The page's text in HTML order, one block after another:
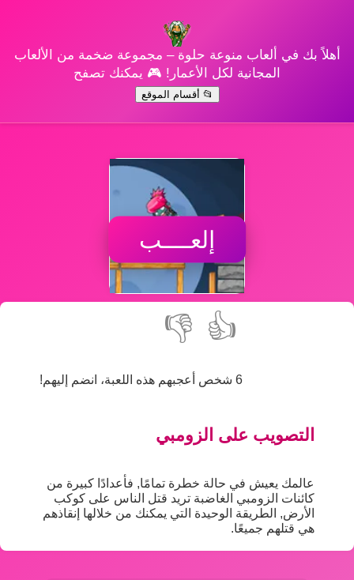
أهلاً بك في ألعاب منوعة حلوة – مجموعة ضخمة من الألعاب
المجانية لكل الأعمار! 🎮 يمكنك تصفح
📂 أقسام الموقع
إلعــــب
👍
👎
6 شخص أعجبهم هذه اللعبة، انضم إليهم!
التصويب على الزومبي
عالمك يعيش في حالة خطرة تمامًا, فأعدادًا كبيرة من
كائنات الزومبي الغاضبة تريد قتل الناس على كوكب
الأرض, الطريقة الوحيدة التي يمكنك من خلالها إنقاذهم
هي قتلهم جميعًا.